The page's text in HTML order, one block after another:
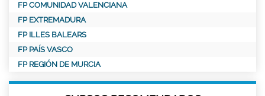
FP COMUNIDAD VALENCIANA
FP EXTREMADURA
FP ILLES BALEARS
FP PAÍS VASCO
FP REGIÓN DE MURCIA